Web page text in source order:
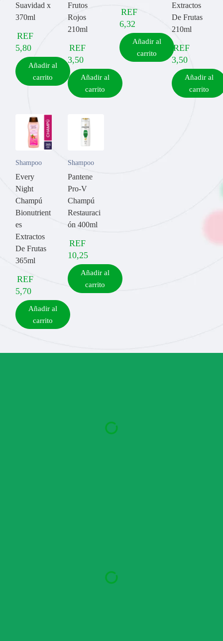
Suavidad x
370ml
REF
5,80
Añadir al
carrito
Frutos
Rojos
210ml
REF
3,50
Añadir al
carrito
REF
6,32
Añadir al
carrito
Extractos
De Frutas
210ml
REF
3,50
Añadir al
carrito
Shampoo
Every
Night
Champú
Bionutrient
es
Extractos
De Frutas
365ml
REF
5,70
Añadir al
carrito
Shampoo
Pantene
Pro-V
Champú
Restauraci
ón 400ml
REF
10,25
Añadir al
carrito